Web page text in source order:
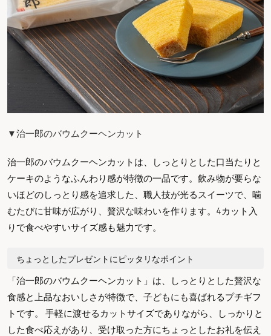
▼治一郎のバウムクーヘンカット
治一郎のバウムクーヘンカットは、しっとりとした口当たりと
ケーキのようなふんわり感が特徴の一品です。飲み物が要らな
いほどのしっとり感を追求した、職人技が光るスイーツで、噛
むたびに甘味が広がり、贅沢な味わいを作ります。4カット入
りで食べやすいサイズ感も魅力です。
ちょっとしたプレゼントにピッタリなポイント
「治一郎のバウムクーヘンカット」は、しっとりとした贅沢な
食感と上品なおいしさが特徴で、子どもにも喜ばれるプチギフ
トです。 手軽に渡せるカットサイズでありながら、しっかりと
した食べ応えがあり、受け取った方にちょっとしたお礼を伝え